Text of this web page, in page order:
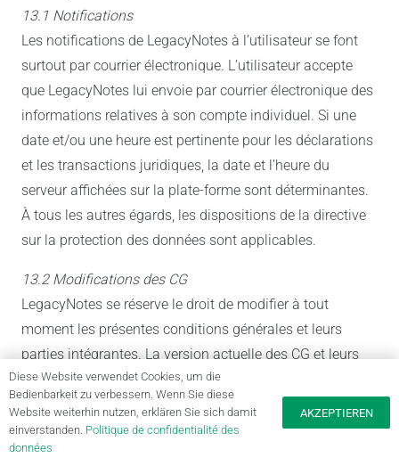
13.1 Notifications
Les notifications de LegacyNotes à l’utilisateur se font
surtout par courrier électronique. L’utilisateur accepte
que LegacyNotes lui envoie par courrier électronique des
informations relatives à son compte individuel. Si une
date et/ou une heure est pertinente pour les déclarations
et les transactions juridiques, la date et l’heure du
serveur affichées sur la plate-forme sont déterminantes.
À tous les autres égards, les dispositions de la directive
sur la protection des données sont applicables.
13.2 Modifications des CG
LegacyNotes se réserve le droit de modifier à tout
moment les présentes conditions générales et leurs
parties intégrantes. La version actuelle des CG et leurs
parties intégrantes sont disponibles sur la plateforme.
LegacyNotes informera des modifications effectuées sur
la plateforme. En continuant à utiliser la plateforme et
les différents services après l’entrée en vigueur des
Diese Website verwendet Cookies, um die
Bedienbarkeit zu verbessern. Wenn Sie diese
Website weiterhin nutzen, erklären Sie sich damit
einverstanden. Politique de confidentialité des
données
AKZEPTIEREN